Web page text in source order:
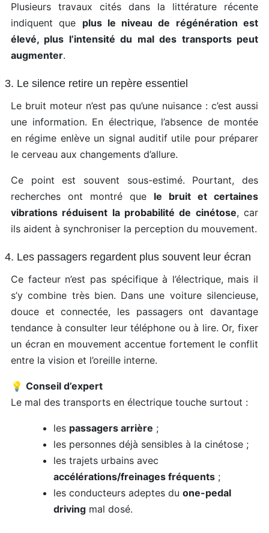
Plusieurs travaux cités dans la littérature récente
indiquent que plus le niveau de régénération est
élevé, plus l’intensité du mal des transports peut
augmenter.
3. Le silence retire un repère essentiel
Le bruit moteur n’est pas qu’une nuisance : c’est aussi
une information. En électrique, l’absence de montée
en régime enlève un signal auditif utile pour préparer
le cerveau aux changements d’allure.
Ce point est souvent sous-estimé. Pourtant, des
recherches ont montré que le bruit et certaines
vibrations réduisent la probabilité de cinétose, car
ils aident à synchroniser la perception du mouvement.
4. Les passagers regardent plus souvent leur écran
Ce facteur n’est pas spécifique à l’électrique, mais il
s’y combine très bien. Dans une voiture silencieuse,
douce et connectée, les passagers ont davantage
tendance à consulter leur téléphone ou à lire. Or, fixer
un écran en mouvement accentue fortement le conflit
entre la vision et l’oreille interne.
💡 Conseil d’expert
Le mal des transports en électrique touche surtout :
les passagers arrière ;
les personnes déjà sensibles à la cinétose ;
les trajets urbains avec
accélérations/freinages fréquents ;
les conducteurs adeptes duone-pedal
driving mal dosé.